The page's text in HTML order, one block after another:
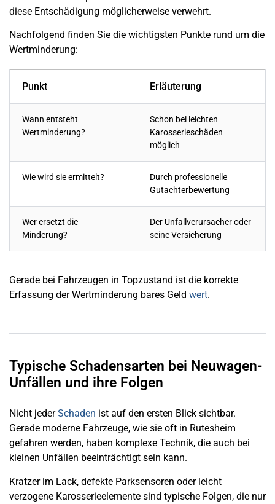
diese Entschädigung möglicherweise verwehrt.
Nachfolgend finden Sie die wichtigsten Punkte rund um die
Wertminderung:
Punkt Erläuterung
Wann entsteht
Wertminderung?
Schon bei leichten
Karosserieschäden
möglich
Wie wird sie ermittelt?
Durch professionelle
Gutachterbewertung
Wer ersetzt die
Minderung?
Der Unfallverursacher oder
seine Versicherung
Gerade bei Fahrzeugen in Topzustand ist die korrekte
Erfassung der Wertminderung bares Geld wert.
Typische Schadensarten bei Neuwagen-
Unfällen und ihre Folgen
Nicht jederSchaden ist auf den ersten Blick sichtbar.
Gerade moderne Fahrzeuge, wie sie oft in Rutesheim
gefahren werden, haben komplexe Technik, die auch bei
kleinen Unfällen beeinträchtigt sein kann.
Kratzer im Lack, defekte Parksensoren oder leicht
verzogene Karosserieelemente sind typische Folgen, die nur